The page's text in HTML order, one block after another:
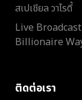
สเปเชียล วาไรตี้
Live
Billionaire
ติดต่อเรา